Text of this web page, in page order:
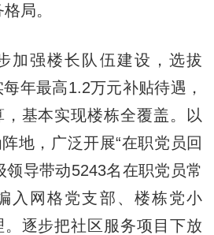
局。
强楼长队伍建设，选拔
年最高1.2万元补贴待遇，
基本实现楼栋全覆盖。以
地，广泛开展“在职党员回
领导带动5243名在职党员常
入网格党支部、楼栋党小
逐步把社区服务项目下放